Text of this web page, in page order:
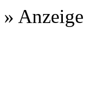
» Anzeige